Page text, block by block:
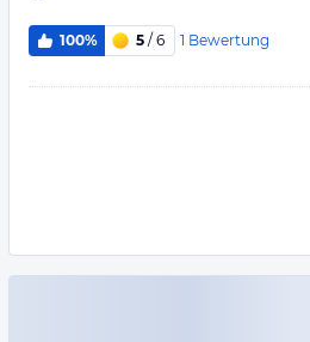
100% 5 / 6 1 Bewertung